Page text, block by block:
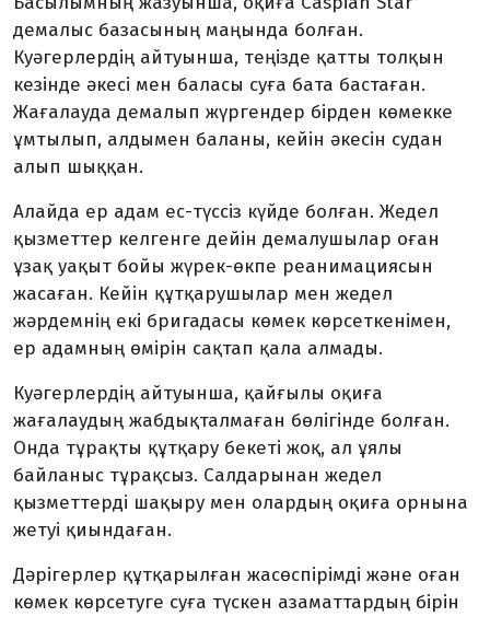
демалыс базасының маңында болған.
Куәгерлердің айтуынша, теңізде қатты толқын
кезінде әкесі мен баласы суға бата бастаған.
Жағалауда демалып жүргендер бірден көмекке
ұмтылып, алдымен баланы, кейін әкесін судан
алып шыққан.
Алайда ер адам ес-түссіз күйде болған. Жедел
қызметтер келгенге дейін демалушылар оған
ұзақ уақыт бойы жүрек-өкпе реанимациясын
жасаған. Кейін құтқарушылар мен жедел
жәрдемнің екі бригадасы көмек көрсеткенімен,
ер адамның өмірін сақтап қала алмады.
Куәгерлердің айтуынша, қайғылы оқиға
жағалаудың жабдықталмаған бөлігінде болған.
Онда тұрақты құтқару бекеті жоқ, ал ұялы
байланыс тұрақсыз. Салдарынан жедел
қызметтерді шақыру мен олардың оқиға орнына
жетуі қиындаған.
Дәрігерлер құтқарылған жасөспірімді және оған
көмек көрсетуге суға түскен азаматтардың бірін